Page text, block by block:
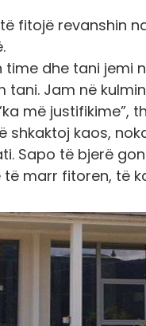
fitojë revanshin
time dhe tani jemi
Jam në
më justifikime”,
shkaktoj kaos,
Sapo të bjerë
marr fitoren, të